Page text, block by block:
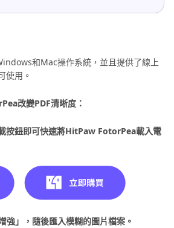
和Mac操作系統，並且提供了線上
使用。
改變PDF清晰度：
按鈕即可快速將HitPaw FotorPea載入電
強」，隨後匯入模糊的圖片檔案。